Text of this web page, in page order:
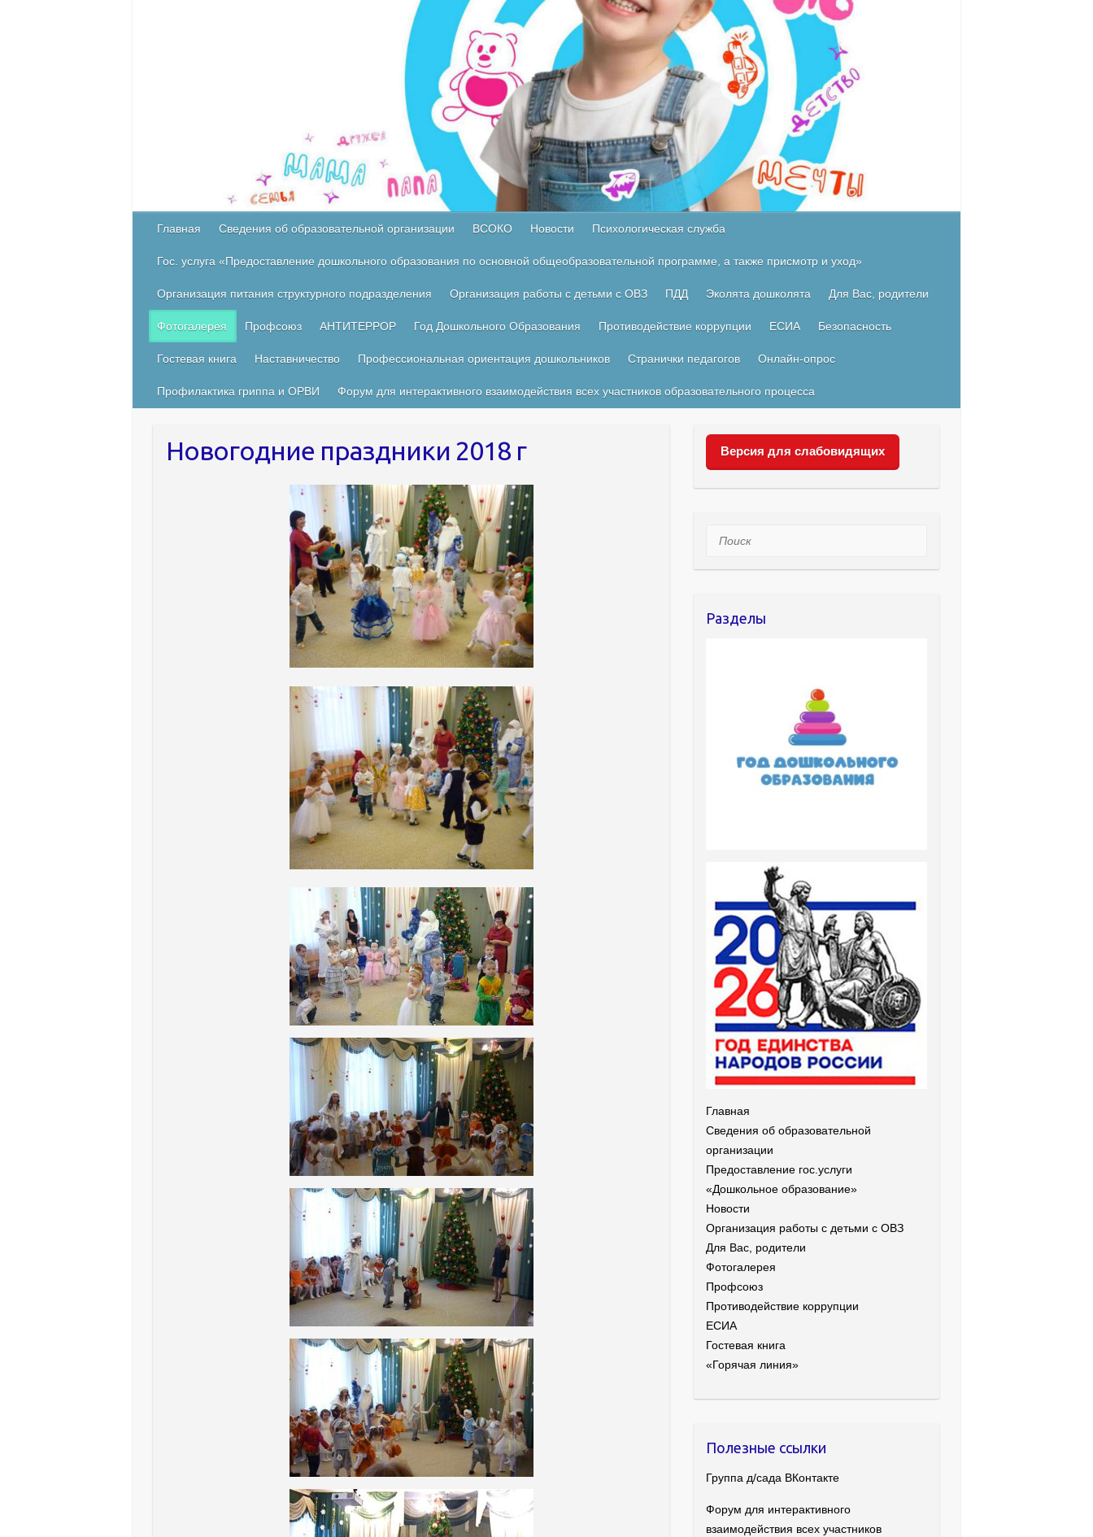
Главная Сведения об образовательной организации ВСОКО Новости Психологическая служба
Гос. услуга «Предоставление дошкольного образования по основной общеобразовательной программе, а также присмотр и уход»
Организация питания структурного подразделения Организация работы с детьми с ОВЗ ПДД Эколята дошколята Для Вас, родители
Фотогалерея Профсоюз АНТИТЕРРОР Год Дошкольного Образования Противодействие коррупции ЕСИА Безопасность
Гостевая книга Наставничество Профессиональная ориентация дошкольников Странички педагогов Онлайн-опрос
Профилактика гриппа и ОРВИ Форум для интерактивного взаимодействия всех участников образовательного процесса
Новогодние праздники 2018 г Версия для слабовидящих
Поиск
Разделы
Главная
Сведения об образовательной
организации
Предоставление гос.услуги
«Дошкольное образование»
Новости
Организация работы с детьми с ОВЗ
Для Вас, родители
Фотогалерея
Профсоюз
Противодействие коррупции
ЕСИА
Гостевая книга
«Горячая линия»
Полезные ссылки
Группа д/сада ВКонтакте
Форум для интерактивного
взаимодействия всех участников